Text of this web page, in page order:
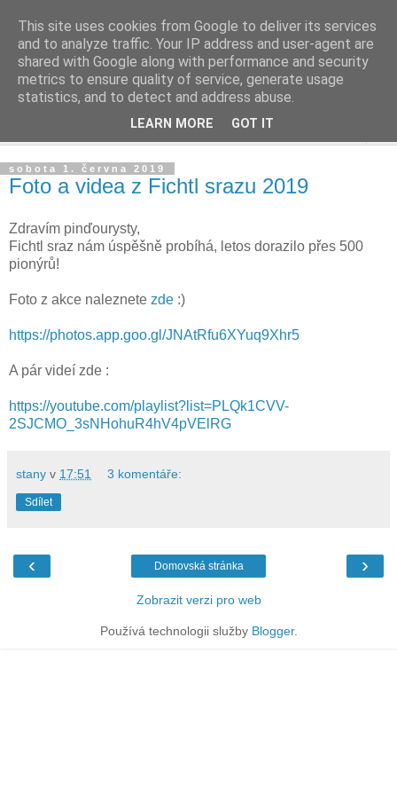
sobota 1. června 2019
Foto a videa z Fichtl srazu 2019
Zdravím pinďourysty,
Fichtl sraz nám úspěšně probíhá, letos dorazilo přes 500
pionýrů!
Foto z akce naleznete zde :)
https://photos.app.goo.gl/JNAtRfu6XYuq9Xhr5
A pár videí zde :
https://youtube.com/playlist?list=PLQk1CVV-
2SJCMO_3sNHohuR4hV4pVElRG
stany v 17:51 3 komentáře:
Sdílet
‹ ›
Domovská stránka
Zobrazit verzi pro web
Používá technologii služby Blogger.
This site uses cookies from Google to deliver its services
and to analyze traffic. Your IP address and user-agent are
shared with Google along with performance and security
metrics to ensure quality of service, generate usage
statistics, and to detect and address abuse.
LEARN MORE GOT IT